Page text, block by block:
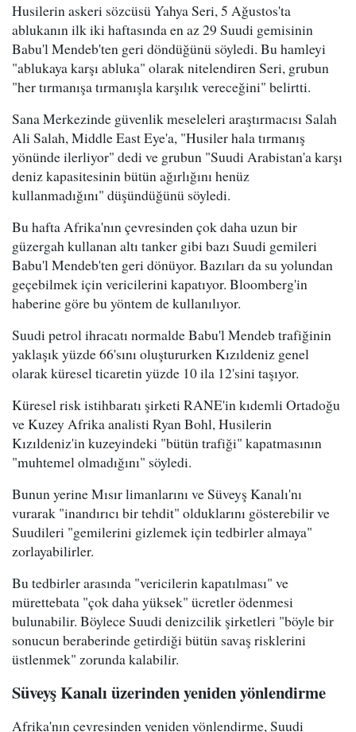
Husilerin askeri sözcüsü Yahya Seri, 5 Ağustos'ta
ablukanın ilk iki haftasında en az 29 Suudi gemisinin
Babu'l Mendeb'ten geri döndüğünü söyledi. Bu hamleyi
"ablukaya karşı abluka" olarak nitelendiren Seri, grubun
"her tırmanışa tırmanışla karşılık vereceğini" belirtti.
Sana Merkezinde güvenlik meseleleri araştırmacısı Salah
Ali Salah, Middle East Eye'a, "Husiler hala tırmanış
yönünde ilerliyor" dedi ve grubun "Suudi Arabistan'a karşı
deniz kapasitesinin bütün ağırlığını henüz
kullanmadığını" düşündüğünü söyledi.
Bu hafta Afrika'nın çevresinden çok daha uzun bir
güzergah kullanan altı tanker gibi bazı Suudi gemileri
Babu'l Mendeb'ten geri dönüyor. Bazıları da su yolundan
geçebilmek için vericilerini kapatıyor. Bloomberg'in
haberine göre bu yöntem de kullanılıyor.
Suudi petrol ihracatı normalde Babu'l Mendeb trafiğinin
yaklaşık yüzde 66'sını oluştururken Kızıldeniz genel
olarak küresel ticaretin yüzde 10 ila 12'sini taşıyor.
Küresel risk istihbaratı şirketi RANE'in kıdemli Ortadoğu
ve Kuzey Afrika analisti Ryan Bohl, Husilerin
Kızıldeniz'in kuzeyindeki "bütün trafiği" kapatmasının
"muhtemel olmadığını" söyledi.
Bunun yerine Mısır limanlarını ve Süveyş Kanalı'nı
vurarak "inandırıcı bir tehdit" olduklarını gösterebilir ve
Suudileri "gemilerini gizlemek için tedbirler almaya"
zorlayabilirler.
Bu tedbirler arasında "vericilerin kapatılması" ve
mürettebata "çok daha yüksek" ücretler ödenmesi
bulunabilir. Böylece Suudi denizcilik şirketleri "böyle bir
sonucun beraberinde getirdiği bütün savaş risklerini
üstlenmek" zorunda kalabilir.
Süveyş Kanalı üzerinden yeniden yönlendirme
Afrika'nın çevresinden yeniden yönlendirme, Suudi